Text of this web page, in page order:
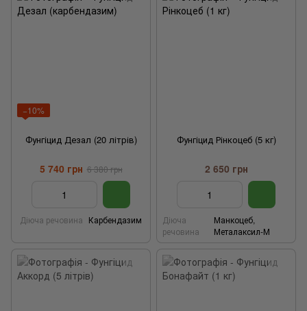
−10%
Фунгіцид Дезал (20 літрів)
5 740 грн 6 380 грн
Діюча речовина Карбендазим
Фунгіцид Рінкоцеб (5 кг)
2 650 грн
Діюча
речовина
Манкоцеб,
Металаксил-М